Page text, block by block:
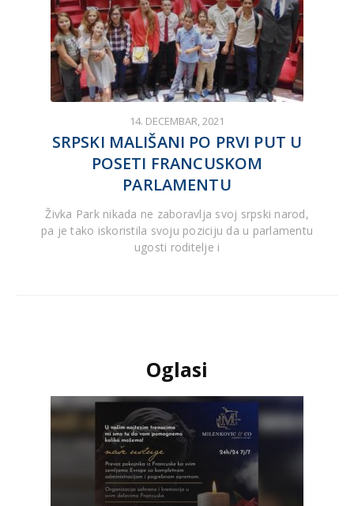
14. DECEMBAR, 2021
SRPSKI MALIŠANI PO PRVI PUT U
POSETI FRANCUSKOM
PARLAMENTU
Živka Park nikada ne zaboravlja svoj srpski narod,
pa je tako iskoristila svoju poziciju da u parlamentu
ugosti roditelje i
Oglasi